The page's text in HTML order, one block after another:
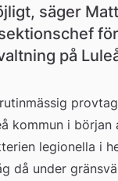
säger
för
på
kommun i början
legionella i
då under